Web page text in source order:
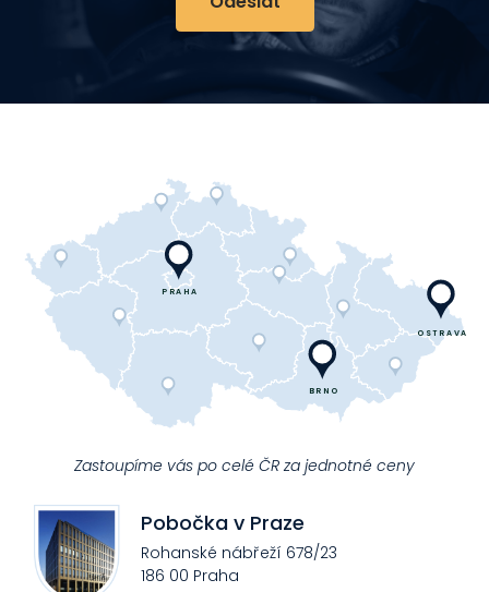
PRAHA
BRNO
OSTRAVA
Zastoupíme vás po celé ČR za jednotné ceny
Pobočka v Praze
Rohanské nábřeží 678/23
186 00 Praha